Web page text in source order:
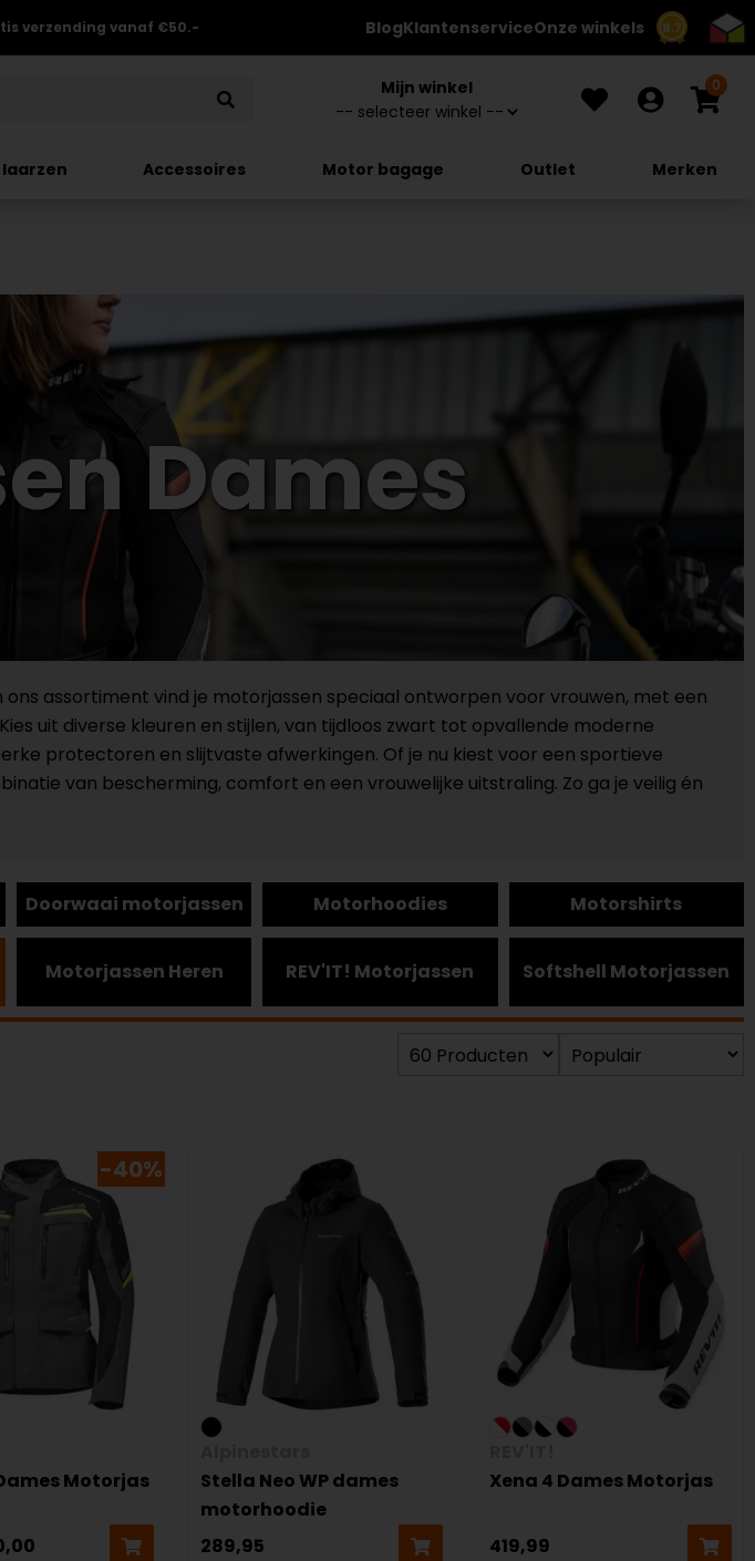
8.7
verzending vanaf €50.- BlogKlantenserviceOnze winkels
Mijn winkel 0
Accessoires Motor bagage Outlet Merken
Dames
assortiment vind je motorjassen speciaal ontworpen voor vrouwen, met een
uit diverse kleuren en stijlen, van tijdloos zwart tot opvallende moderne
protectoren en slijtvaste afwerkingen. Of je nu kiest voor een sportieve
van bescherming, comfort en een vrouwelijke uitstraling. Zo ga je veilig én
Doorwaai motorjassen Motorhoodies Motorshirts
Motorjassen Heren REV'IT! Motorjassen Softshell Motorjassen
-40%
Motorjas
Stella Neo WP dames
motorhoodie
289,95
Xena 4 Dames Motorjas
419,99